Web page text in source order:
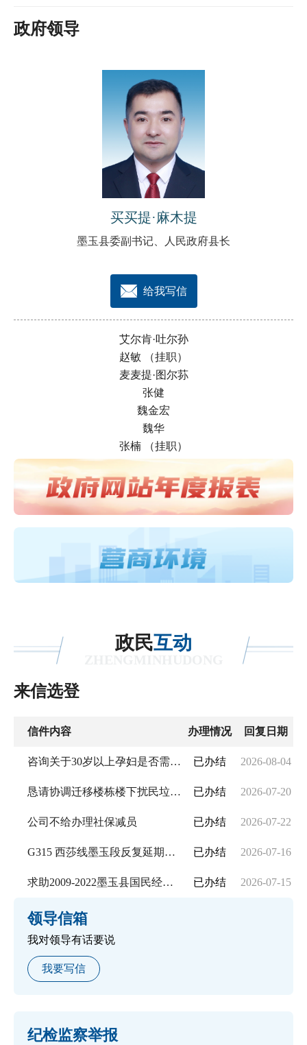
政府领导
买买提·麻木提
墨玉县委副书记、人民政府县长
给我写信
艾尔肯·吐尔孙
赵敏 （挂职）
麦麦提·图尔荪
张健
魏金宏
魏华
张楠 （挂职）
政民互动
来信选登
信件内容 办理情况 回复日期
咨询关于30岁以上孕妇是否需要三年生育间隔满3年 已办结 2026-08-04
恳请协调迁移楼栋楼下扰民垃圾收集点，解决异味污染问题 已办结 2026-07-20
公司不给办理社保减员 已办结 2026-07-22
G315 西莎线墨玉段反复延期通行 已办结 2026-07-16
求助2009-2022墨玉县国民经济和社会发展统计公报，2009-2025政府工作报告 已办结 2026-07-15
领导信箱
我对领导有话要说
我要写信
纪检监察举报